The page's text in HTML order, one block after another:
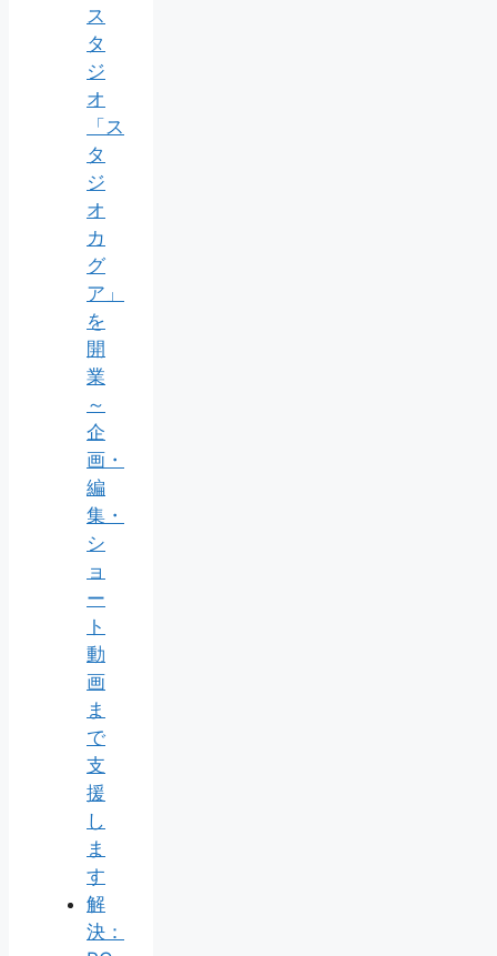
ス
タ
ジ
オ
「ス
タ
ジ
オ
カ
グ
ア」
を
開
業
～
企
画・
編
集・
シ
ョ
ー
ト
動
画
ま
で
支
援
し
ま
す
解
決：